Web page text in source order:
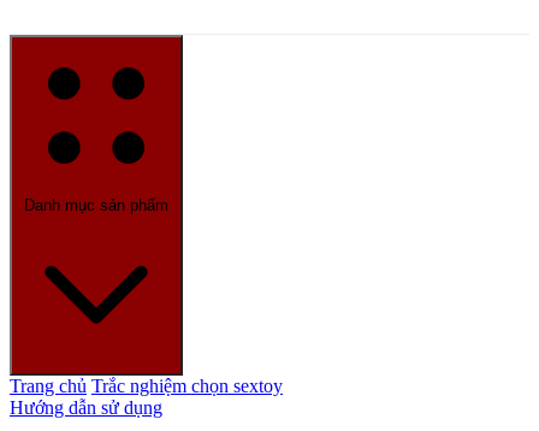
Danh mục sản phẩm
Trang chủ Trắc nghiệm chọn sextoy
Hướng dẫn sử dụng